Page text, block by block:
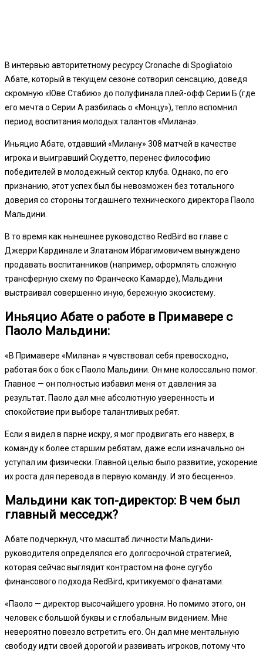
В интервью авторитетному ресурсу Cronache di Spogliatoio
Абате, который в текущем сезоне сотворил сенсацию, доведя
скромную «Юве Стабию» до полуфинала плей-офф Серии Б (где
его мечта о Серии А разбилась о «Монцу»), тепло вспомнил
период воспитания молодых талантов «Милана».
Иньяцио Абате, отдавший «Милану» 308 матчей в качестве
игрока и выигравший Скудетто, перенес философию
победителей в молодежный сектор клуба. Однако, по его
признанию, этот успех был бы невозможен без тотального
доверия со стороны тогдашнего технического директора Паоло
Мальдини.
В то время как нынешнее руководство RedBird во главе с
Джерри Кардинале и Златаном Ибрагимовичем вынуждено
продавать воспитанников (например, оформлять сложную
трансферную схему по Франческо Камарде), Мальдини
выстраивал совершенно иную, бережную экосистему.
Иньяцио Абате о работе в Примавере с
Паоло Мальдини:
«В Примавере «Милана» я чувствовал себя превосходно,
работая бок о бок с Паоло Мальдини. Он мне колоссально помог.
Главное — он полностью избавил меня от давления за
результат. Паоло дал мне абсолютную уверенность и
спокойствие при выборе талантливых ребят.
Если я видел в парне искру, я мог продвигать его наверх, в
команду к более старшим ребятам, даже если изначально он
уступал им физически. Главной целью было развитие, ускорение
их роста для перевода в первую команду. И это бесценно».
Мальдини как топ-директор: В чем был
главный месседж?
Абате подчеркнул, что масштаб личности Мальдини-
руководителя определялся его долгосрочной стратегией,
которая сейчас выглядит контрастом на фоне сугубо
финансового подхода RedBird, критикуемого фанатами:
«Паоло — директор высочайшего уровня. Но помимо этого, он
человек с большой буквы и с глобальным видением. Мне
невероятно повезло встретить его. Он дал мне ментальную
свободу идти своей дорогой и развивать игроков, потому что